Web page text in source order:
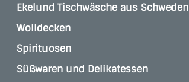
Ekelund Tischwäsche aus Schweden
Wolldecken
Spirituosen
Süßwaren und Delikatessen